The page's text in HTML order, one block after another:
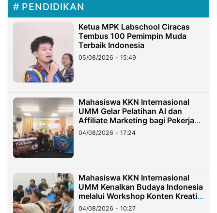
PENDIDIKAN
Ketua MPK Labschool Ciracas
Tembus 100 Pemimpin Muda
Terbaik Indonesia
05/08/2026 - 15:49
Mahasiswa KKN Internasional
UMM Gelar Pelatihan AI dan
Affiliate Marketing bagi Pekerja
Migran Indonesia di Taiwan
04/08/2026 - 17:24
Mahasiswa KKN Internasional
UMM Kenalkan Budaya Indonesia
melalui Workshop Konten Kreatif
di Taiwan
04/08/2026 - 10:27